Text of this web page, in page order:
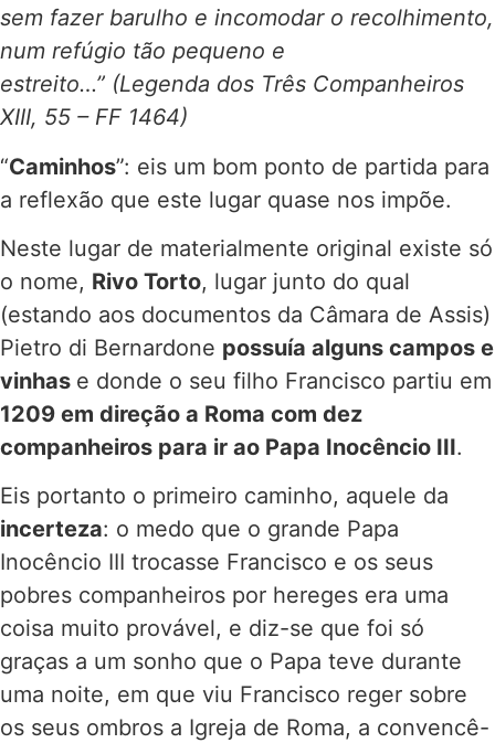
sem fazer barulho e incomodar o recolhimento,
num refúgio tão pequeno e
estreito…” (Legenda dos Três Companheiros
XIII, 55 – FF 1464)
“Caminhos”: eis um bom ponto de partida para
a reflexão que este lugar quase nos impõe.
Neste lugar de materialmente original existe só
o nome, Rivo Torto, lugar junto do qual
(estando aos documentos da Câmara de Assis)
Pietro di Bernardone possuía alguns campos e
vinhas e donde o seu filho Francisco partiu em
1209 em direção a Roma com dez
companheiros para ir ao Papa Inocêncio III.
Eis portanto o primeiro caminho, aquele da
incerteza: o medo que o grande Papa
Inocêncio III trocasse Francisco e os seus
pobres companheiros por hereges era uma
coisa muito provável, e diz-se que foi só
graças a um sonho que o Papa teve durante
uma noite, em que viu Francisco reger sobre
os seus ombros a Igreja de Roma, a convencê-